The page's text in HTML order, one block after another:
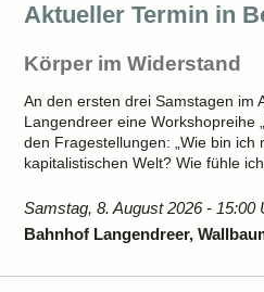
Aktueller Termin in
Körper im Widerstand
An den ersten drei Samstagen im
Langendreer eine Workshopreihe
den Fragestellungen: „Wie bin
kapitalistischen Welt? Wie fühle
Samstag, 8. August 2026 - 15:00
Bahnhof Langendreer,